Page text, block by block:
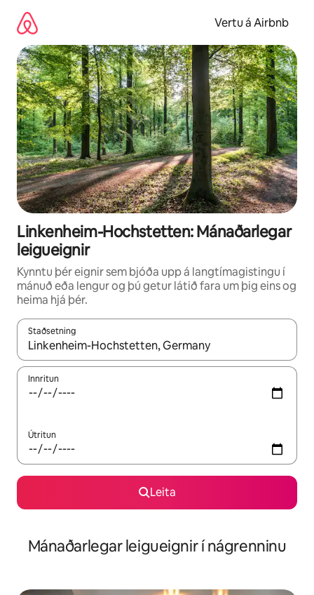
beint
Vertu á Airbnb
Linkenheim-Hochstetten: Mánaðarlegar
leigueignir
Kynntu þér eignir sem bjóða upp á langtímagistingu í
mánuð eða lengur og þú getur látið fara um þig eins og
heima hjá þér.
Staðsetning
Þegar niðurstöður liggja fyrir skaltu nota upp og niður
Innritun
Útritun
Leita
Mánaðarlegar leigueignir í nágrenninu